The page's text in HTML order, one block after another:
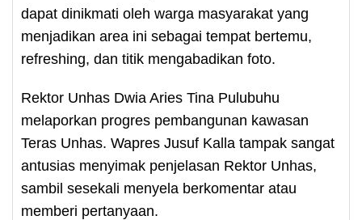
dapat dinikmati oleh warga masyarakat yang
menjadikan area ini sebagai tempat bertemu,
refreshing, dan titik mengabadikan foto.
Rektor Unhas Dwia Aries Tina Pulubuhu
melaporkan progres pembangunan kawasan
Teras Unhas. Wapres Jusuf Kalla tampak sangat
antusias menyimak penjelasan Rektor Unhas,
sambil sesekali menyela berkomentar atau
memberi pertanyaan.